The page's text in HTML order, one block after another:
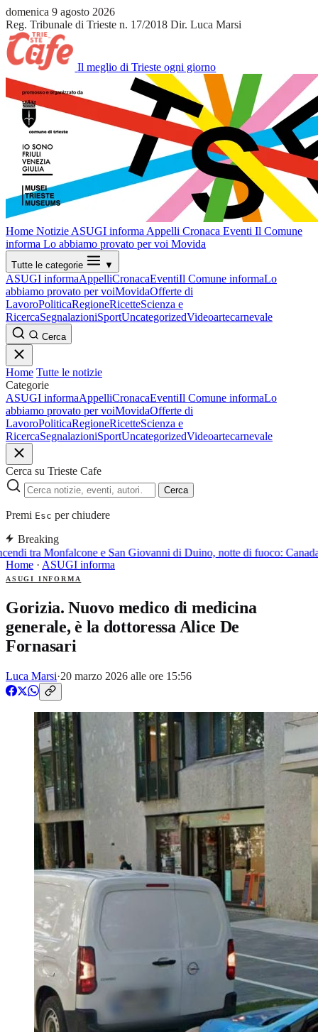
domenica 9 agosto 2026
Reg. Tribunale di Trieste n. 17/2018 Dir. Luca Marsi
Il meglio di Trieste ogni giorno
Home Notizie ASUGI informa Appelli Cronaca Eventi Il Comune
informa Lo abbiamo provato per voi Movida
Tutte le categorie ▼
ASUGI informaAppelliCronacaEventiIl Comune informaLo
abbiamo provato per voiMovidaOfferte di
LavoroPoliticaRegioneRicetteScienza e
RicercaSegnalazioniSportUncategorizedVideoartecarnevale
Cerca
Home Tutte le notizie
Categorie
ASUGI informaAppelliCronacaEventiIl Comune informaLo
abbiamo provato per voiMovidaOfferte di
LavoroPoliticaRegioneRicetteScienza e
RicercaSegnalazioniSportUncategorizedVideoartecarnevale
Cerca su Trieste Cafe
Cerca
Premi Esc per chiudere
Breaking
tra Monfalcone e San Giovanni di Duino, notte di fuoco:
Home · ASUGI informa
ASUGI INFORMA
Gorizia. Nuovo medico di medicina
generale, è la dottoressa Alice De
Fornasari
Luca Marsi·20 marzo 2026 alle ore 15:56